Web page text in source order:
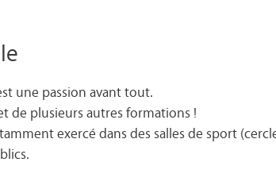
une passion avant tout.
de plusieurs autres formations !
exercé dans des salles de sport